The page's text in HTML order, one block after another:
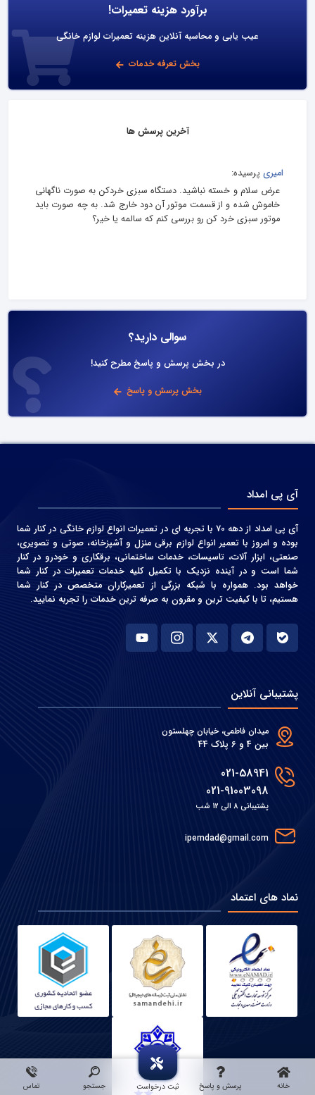
خانه پرسش و پاسخ ثبت درخواست جستجو تماس
برآورد هزینه تعمیرات!
عیب یابی و محاسبه آنلاین هزینه تعمیرات لوازم خانگی
بخش تعرفه خدمات
آخرین پرسش ها
امیری پرسیده:
عرض سلام و خسته نباشید. دستگاه سبزی خردکن به صورت ناگهانی
خاموش شده و از قسمت موتور آن دود خارج شد. به چه صورت باید
موتور سبزی خرد کن رو بررسی کنم که سالمه یا خیر؟
سوالی دارید؟
در بخش پرسش و پاسخ مطرح کنید!
بخش پرسش و پاسخ
آی پی امداد
آی پی امداد از دهه 70 با تجربه ای در تعمیرات انواع لوازم خانگی در کنار شما
بوده و امروز با تعمیر انواع لوازم برقی منزل و آشپزخانه، صوتی و‌ تصویری،
صنعتی، ابزار آلات، تاسیسات، خدمات ساختمانی، برقکاری و خودرو در کنار
شما است و در آینده نزدیک با تکمیل کلیه خدمات تعمیرات در کنار شما
خواهد بود. همواره با شبکه بزرگی از تعمیرکاران متخصص در کنار شما
هستیم، تا با کیفیت ترین و مقرون به صرفه ترین خدمات را تجربه نمایید.
پشتیبانی آنلاین
میدان فاطمی، خیابان چهلستون
بین 4 و 6 پلاک 44
021-58941
021-91003098
پشتیبانی 8 الی 12 شب
ipemdad@gmail.com
نماد های اعتماد